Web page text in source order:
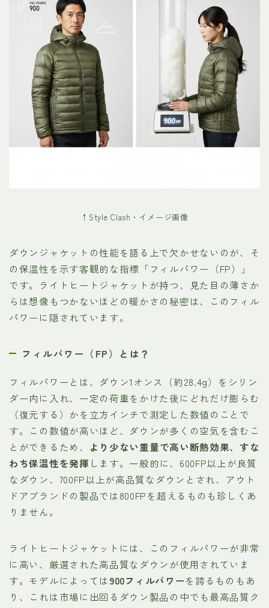
↑Style Clash・イメージ画像
ダウンジャケットの性能を語る上で欠かせないのが、そ
の保温性を示す客観的な指標「フィルパワー（FP）」
です。ライトヒートジャケットが持つ、見た目の薄さか
らは想像もつかないほどの暖かさの秘密は、このフィル
パワーに隠されています。
フィルパワー（FP）とは？
フィルパワーとは、ダウン1オンス（約28.4g）をシリン
ダー内に入れ、一定の荷重をかけた後にどれだけ膨らむ
（復元する）かを立方インチで測定した数値のことで
す。この数値が高いほど、ダウンが多くの空気を含むこ
とができるため、
より少ない重量で高い断熱効果、すな
わち保温性を発揮 します。一般的に、600FP以上が良質
なダウン、700FP以上が高品質なダウンとされ、アウト
ドアブランドの製品では800FPを超えるものも珍しくあ
りません。
ライトヒートジャケットには、このフィルパワーが非常
に高い、厳選された高品質なダウンが使用されていま
す。モデルによっては900フィルパワーを誇るものもあ
り、これは市場に出回るダウン製品の中でも最高品質ク